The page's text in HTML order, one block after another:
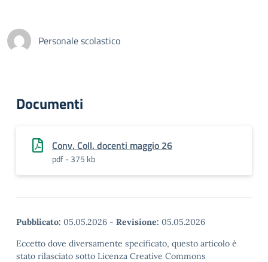
Personale scolastico
Documenti
Conv. Coll. docenti maggio 26
pdf - 375 kb
Pubblicato: 05.05.2026 - Revisione: 05.05.2026
Eccetto dove diversamente specificato, questo articolo è
stato rilasciato sotto Licenza Creative Commons